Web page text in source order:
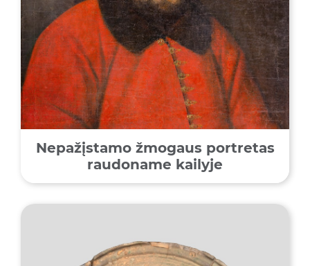
Nepažįstamo žmogaus portretas
raudoname kailyje